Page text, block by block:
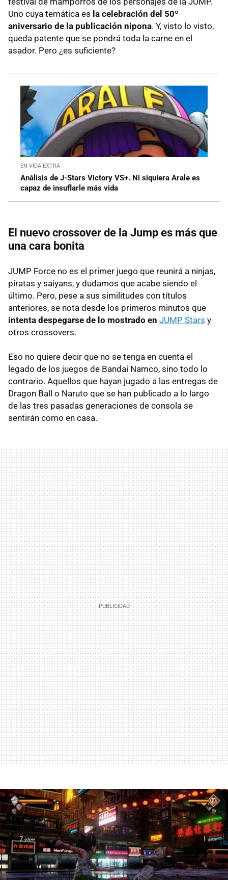
Uno cuya temática es la celebración del 50º
aniversario de la publicación nipona. Y, visto lo visto,
queda patente que se pondrá toda la carne en el
asador. Pero ¿es suficiente?
EN VIDA EXTRA
Análisis de J-Stars Victory VS+. Ni siquiera Arale es
capaz de insuflarle más vida
El nuevo crossover de la Jump es más que
una cara bonita
JUMP Force no es el primer juego que reunirá a ninjas,
piratas y saiyans, y dudamos que acabe siendo el
último. Pero, pese a sus similitudes con títulos
anteriores, se nota desde los primeros minutos que
intenta despegarse de lo mostrado en JUMP Stars y
otros crossovers.
Eso no quiere decir que no se tenga en cuenta el
legado de los juegos de Bandai Namco, sino todo lo
contrario. Aquellos que hayan jugado a las entregas de
Dragon Ball o Naruto que se han publicado a lo largo
de las tres pasadas generaciones de consola se
sentirán como en casa.